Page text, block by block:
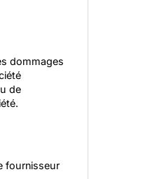
dommages
de
fournisseur